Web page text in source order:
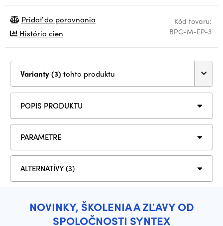
Kód tovaru:
BPC-M-EP-3
Pridať do porovnania
História cien
Varianty (3) tohto produktu
POPIS PRODUKTU
PARAMETRE
ALTERNATÍVY (3)
NOVINKY, ŠKOLENIA A ZĽAVY OD
SPOLOČNOSTI SYNTEX